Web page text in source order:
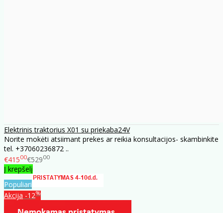
Elektrinis traktorius X01 su priekaba24V
Norite mokėti atsiimant prekes ar reikia konsultacijos- skambinkite
tel. +37060236872 ..
€41500€52900
Į krepšelį
Populiari
Akcija -12%